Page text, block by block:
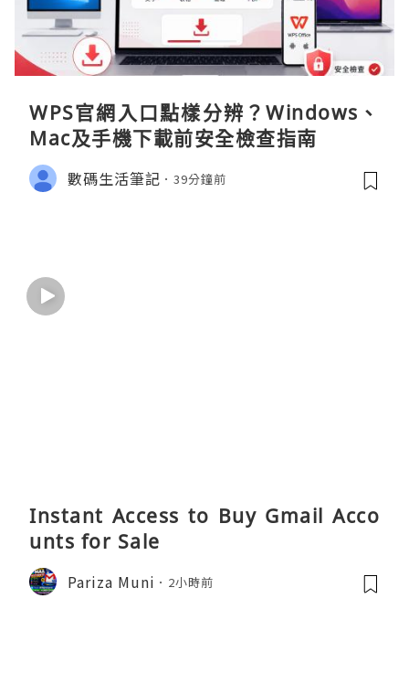
WPS官網入口點樣分辨？Windows、
Mac及手機下載前安全檢查指南
數碼生活筆記 39分鐘前
Instant Access to Buy Gmail Acco
unts for Sale
Pariza Muni 2小時前